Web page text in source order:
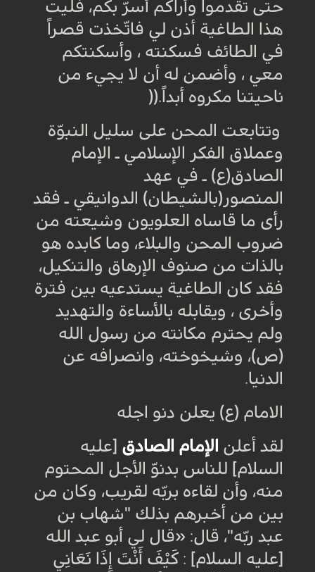
حتى تقدموا وأراكم أسرّ بكم، فليت
هذا الطاغية أذن لي فاتّخذت قصراً
في الطائف فسكنته ، وأسكنتكم
معي ، وأضمن له أن لا يجيء من
ناحيتنا مكروه أبداً )).
وتتابعت المحن على سليل النبوّة
وعملاق الفكر الإسلامي ـ الإمام
الصادق(ع) ـ في عهد
المنصور(بالشيطان) الدوانيقي ـ فقد
رأى ما قاساه العلويون وشيعته من
ضروب المحن والبلاء، وما كابده هو
بالذات من صنوف الإرهاق والتنكيل،
فقد كان الطاغية يستدعيه بين فترة
وأخرى ، ويقابله بالأساءة والتهديد
ولم يحترم مكانته من رسول الله
(ص)، وشيخوخته، وانصرافه عن
الدنيا.
الامام (ع) يعلن دنو اجله
لقد أعلن الإمام الصادق [عليه
السلام] للناس بدنوّ الأجل المحتوم
منه، وأن لقاءه بربّه لقريب، وكان من
بين من أخبرهم بذلك "شهاب بن
عبد ربّه"، قال: «قال لي أبو عبد الله
[عليه السلام] : كَيْفَ أَنْتَ إِذَا نَعَانِي‏